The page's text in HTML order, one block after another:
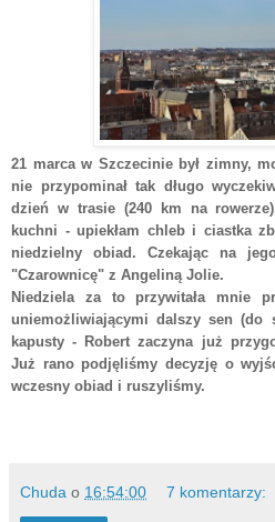
21 marca w Szczecinie był zimny,
nie przypominał tak długo
dzień w trasie (240 km na
kuchni - upiekłam chleb i ciastka
niedzielny obiad. Czekając na
"Czarownicę" z Angeliną Jolie.
Niedziela za to przywitała mnie
uniemożliwiającymi dalszy sen (do
kapusty - Robert zaczyna już
Już rano podjęliśmy decyzję o
wczesny obiad i ruszyliśmy.
Chuda o 16:54:00 7 komentarzy: